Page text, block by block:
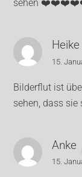
sehen
15.
Bilderflut ist
sehen, dass
Anke
15.